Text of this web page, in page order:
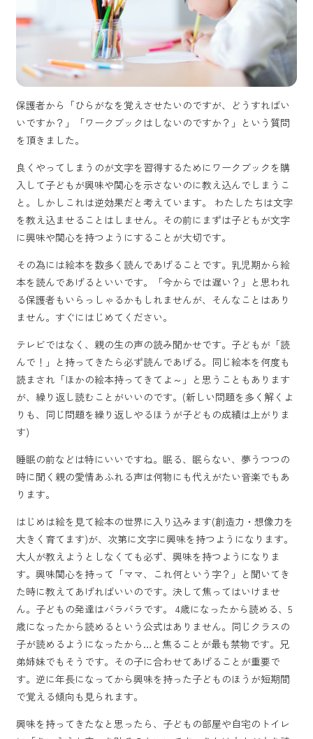
保護者から「ひらがなを覚えさせたいのですが、どうすればい
いですか？」「ワークブックはしないのですか？」という質問
を頂きました。
良くやってしまうのが文字を習得するためにワークブックを購
入して子どもが興味や関心を示さないのに教え込んでしまうこ
と。しかしこれは逆効果だと考えています。 わたしたちは文字
を教え込ませることはしません。その前にまずは子どもが文字
に興味や関心を持つようにすることが大切です。
その為には絵本を数多く読んであげることです。乳児期から絵
本を読んであげるといいです。「今からでは遅い？」と思われ
る保護者もいらっしゃるかもしれませんが、そんなことはあり
ません。すぐにはじめてください。
テレビではなく、親の生の声の読み聞かせです。子どもが「読
んで！」と持ってきたら必ず読んであげる。同じ絵本を何度も
読まされ「ほかの絵本持ってきてよ～」と思うこともあります
が、繰り返し読むことがいいのです。(新しい問題を多く解くよ
りも、同じ問題を繰り返しやるほうが子どもの成績は上がりま
す)
睡眠の前などは特にいいですね。眠る、眠らない、夢うつつの
時に聞く親の愛情あふれる声は何物にも代えがたい音楽でもあ
ります。
はじめは絵を見て絵本の世界に入り込みます(創造力・想像力を
大きく育てます)が、次第に文字に興味を持つようになります。
大人が教えようとしなくても必ず、興味を持つようになりま
す。興味関心を持って「ママ、これ何という字？」と聞いてき
た時に教えてあげればいいのです。決して焦ってはいけませ
ん。子どもの発達はバラバラです。 4歳になったから読める、5
歳になったから読めるという公式はありません。同じクラスの
子が読めるようになったから…と焦ることが最も禁物です。兄
弟姉妹でもそうです。その子に合わせてあげることが重要で
す。逆に年長になってから興味を持った子どものほうが短期間
で覚える傾向も見られます。
興味を持ってきたなと思ったら、子どもの部屋や自宅のトイレ